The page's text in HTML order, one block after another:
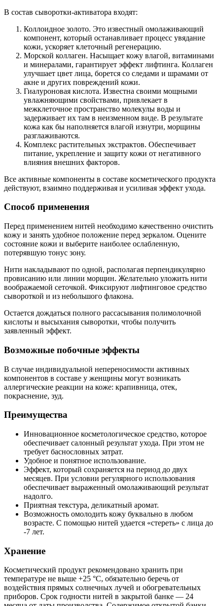
В состав сыворотки-активатора входят:
Коллоидное золото. Это известный омолаживающий
компонент, который останавливает процесс увядание
кожи, ускоряет клеточный регенерацию.
Морской коллаген. Насыщает кожу влагой, витаминами
и минералами, гарантирует эффект лифтинга. Коллаген
улучшает цвет лица, борется со следами и шрамами от
акне и других повреждений кожи.
Гиалуроновая кислота. Известна своими мощными
увлажняющими свойствами, привлекает в
межклеточное пространство молекулы воды и
задерживает их там в неизменном виде. В результате
кожа как бы наполняется влагой изнутри, морщины
разглаживаются.
Комплекс растительных экстрактов. Обеспечивает
питание, укрепление и защиту кожи от негативного
влияния внешних факторов.
Все активные компоненты в составе косметического продукта
действуют, взаимно поддерживая и усиливая эффект ухода.
Способ применения
Перед применением нитей необходимо качественно очистить
кожу и занять удобное положение перед зеркалом. Оцените
состояние кожи и выберите наиболее ослабленную,
потерявшую тонус зону.
Нити накладывают по одной, располагая перпендикулярно
провисанию или линии морщин. Желательно уложить нити
воображаемой сеточкой. Фиксируют лифтинговое средство
сывороткой и из небольшого флакона.
Остается дождаться полного рассасывания полимолочной
кислоты и высыхания сыворотки, чтобы получить
заявленный эффект.
Возможные побочные эффекты
В случае индивидуальной непереносимости активных
компонентов в составе у женщины могут возникать
аллергические реакции на коже: крапивница, отек,
покраснение, зуд.
Преимущества
Инновационное косметологическое средство, которое
обеспечивает салонный результат ухода. При этом не
требует баснословных затрат.
Удобное и понятное использование.
Эффект, который сохраняется на период до двух
месяцев. При условии регулярного использования
обеспечивает выраженный омолаживающий результат
надолго.
Приятная текстура, деликатный аромат.
Возможность омолодить кожу буквально в любом
возрасте. С помощью нитей удается «стереть» с лица до
-7 лет.
Хранение
Косметический продукт рекомендовано хранить при
температуре не выше +25 °C, обязательно беречь от
воздействия прямых солнечных лучей и обогревательных
приборов. Срок годности нитей в закрытой банке — 24